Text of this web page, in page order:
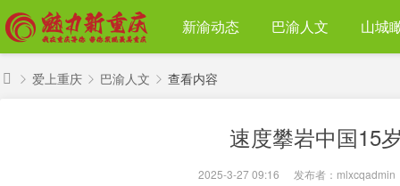
新渝动态 巴渝人文 山城
爱上重庆 巴渝人文 查看内容
速度攀岩中国15
2025-3-27 09:16 发布者： mlxcqadmin